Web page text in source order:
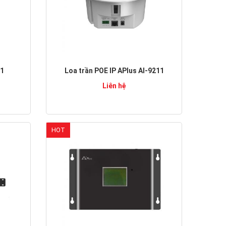
Loa trần POE IP APlus AI-9211
Liên hệ
HOT